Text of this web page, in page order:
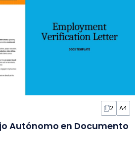
2 A4
Autónomo en Documento